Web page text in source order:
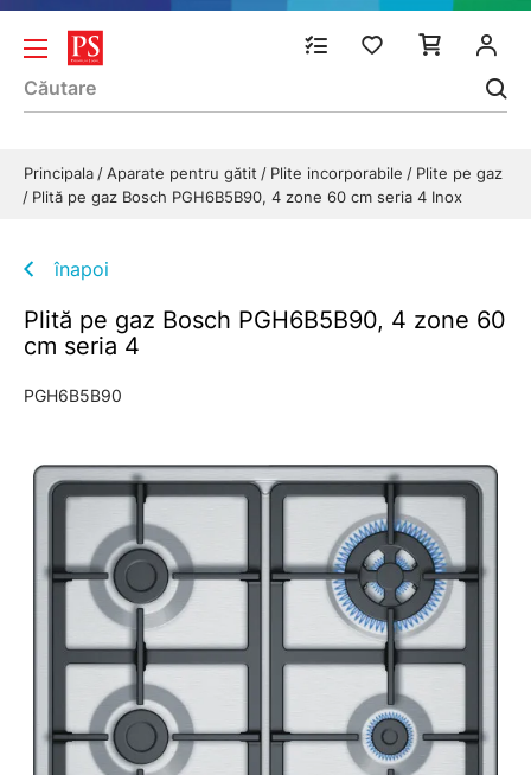
Principala Aparate pentru gătit Plite incorporabile
Plite pe gaz
Plită pe gaz Bosch PGH6B5B90, 4 zone 60 cm seria 4 Inox
înapoi
Plită pe gaz Bosch PGH6B5B90, 4 zone 60
cm seria 4
PGH6B5B90